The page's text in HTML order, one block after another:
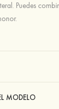
Puedes
MODELO